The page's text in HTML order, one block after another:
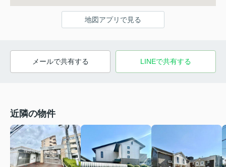
地図アプリで見る
メールで共有する LINEで共有する
近隣の物件